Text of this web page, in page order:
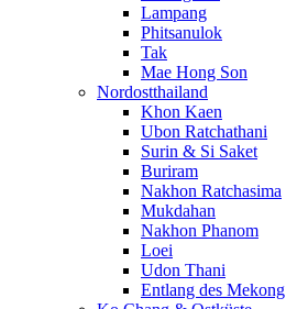
Lampang
Phitsanulok
Tak
Mae Hong Son
Nordostthailand
Khon Kaen
Ubon Ratchathani
Surin & Si Saket
Buriram
Nakhon Ratchasima
Mukdahan
Nakhon Phanom
Loei
Udon Thani
Entlang des Mekong